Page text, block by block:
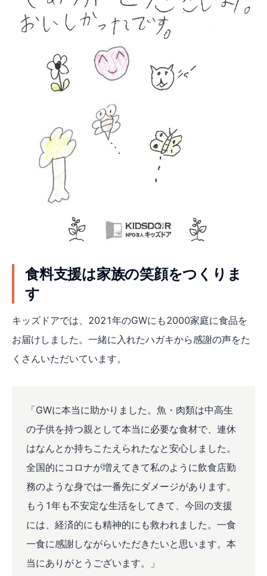
食料支援は家族の笑顔をつくりま
す
キッズドアでは、2021年のGWにも2000家庭に食品を
お届けしました。一緒に入れたハガキから感謝の声をた
くさんいただいています。
「GWに本当に助かりました。魚・肉類は中高生
の子供を持つ親として本当に必要な食材で、連休
はなんとか持ちこたえられたなと安心しました。
全国的にコロナが増えてきて私のように飲食店勤
務のような身では一番先にダメージがあります。
もう1年も不安定な生活をしてきて、今回の支援
には、経済的にも精神的にも救われました。 一食
一食に感謝しながらいただきたいと思います。本
当にありがとうございます。」